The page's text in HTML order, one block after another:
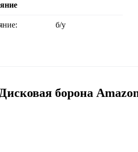
б/у
борона